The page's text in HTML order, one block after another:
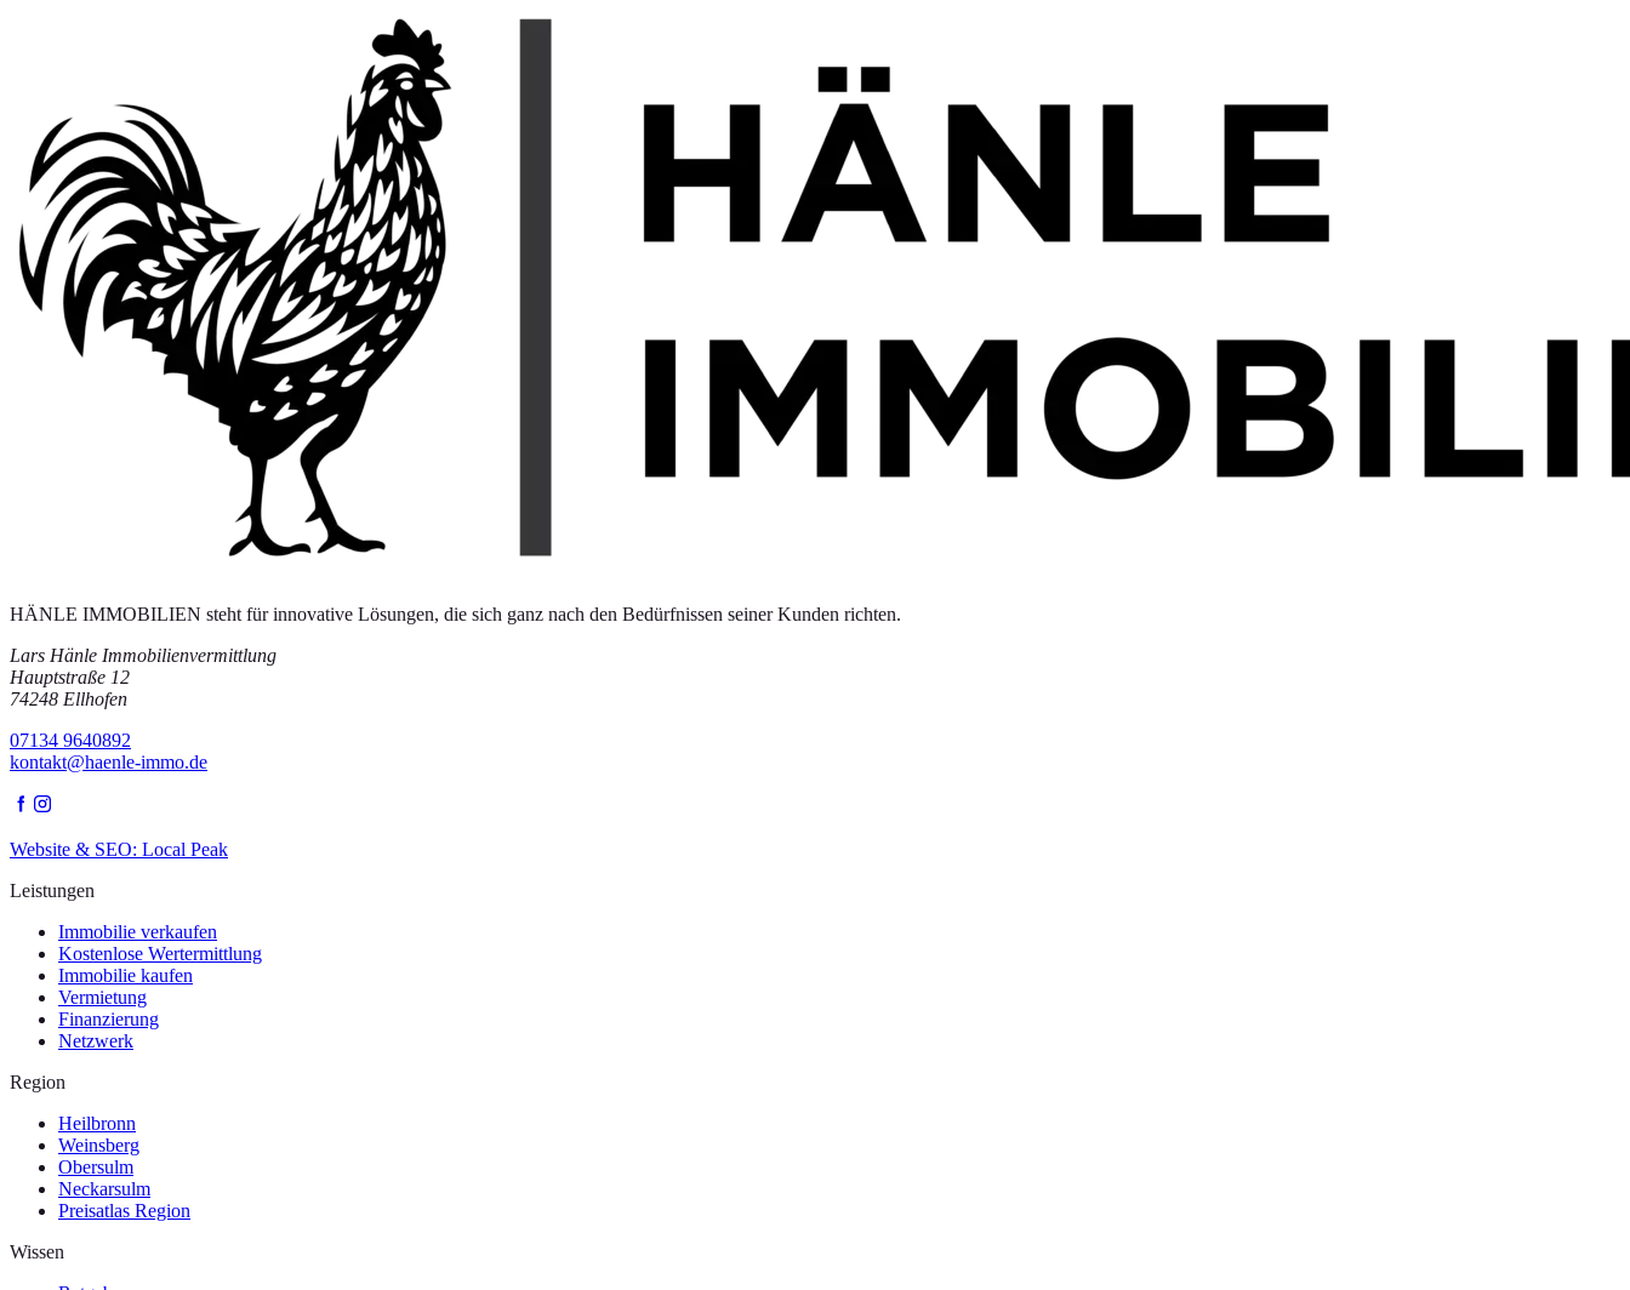
HÄNLE IMMOBILIEN steht für innovative Lösungen, die sich ganz nach den Bedürfnissen seiner Kunden richten.
Lars Hänle Immobilienvermittlung
Hauptstraße 12
74248 Ellhofen
07134 9640892
kontakt@haenle-immo.de
Website & SEO: Local Peak
Leistungen
Immobilie verkaufen
Kostenlose Wertermittlung
Immobilie kaufen
Vermietung
Finanzierung
Netzwerk
Region
Heilbronn
Weinsberg
Obersulm
Neckarsulm
Preisatlas Region
Wissen